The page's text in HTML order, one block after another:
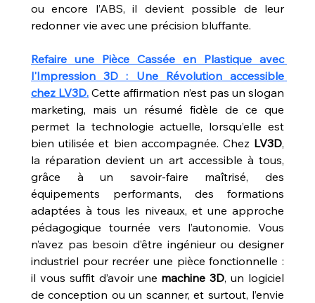
ou encore l’ABS, il devient possible de leur
redonner vie avec une précision bluffante.
Refaire une Pièce Cassée en Plastique avec
l'Impression 3D : Une Révolution accessible
chez LV3D. Cette affirmation n’est pas un slogan
marketing, mais un résumé fidèle de ce que
permet la technologie actuelle, lorsqu’elle est
bien utilisée et bien accompagnée. Chez LV3D,
la réparation devient un art accessible à tous,
grâce à un savoir-faire maîtrisé, des
équipements performants, des formations
adaptées à tous les niveaux, et une approche
pédagogique tournée vers l’autonomie. Vous
n’avez pas besoin d’être ingénieur ou designer
industriel pour recréer une pièce fonctionnelle :
il vous suffit d’avoir une machine 3D, un logiciel
de conception ou un scanner, et surtout, l’envie